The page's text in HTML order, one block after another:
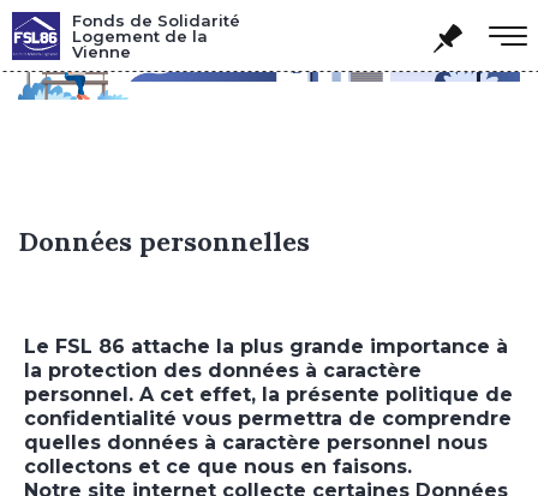
Fonds de Solidarité
Logement de la
Vienne
Données personnelles
Le FSL 86 attache la plus grande importance à
la protection des données à caractère
personnel. A cet effet, la présente politique de
confidentialité vous permettra de comprendre
quelles données à caractère personnel nous
collectons et ce que nous en faisons.
Notre site internet collecte certaines Données
Panneau de gestion des cookies